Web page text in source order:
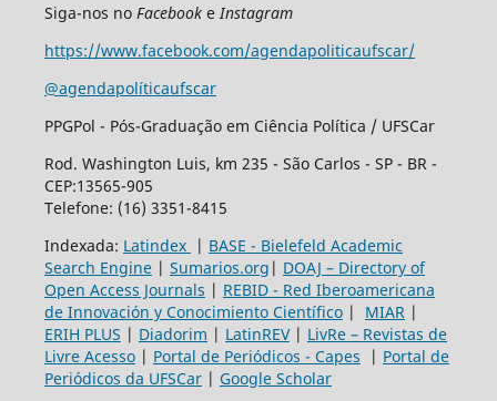
Siga-nos no Facebook e Instagram
https://www.facebook.com/agendapoliticaufscar/
@agendapolíticaufscar
PPGPol - Pós-Graduação em Ciência Política / UFSCar
Rod. Washington Luis, km 235 - São Carlos - SP - BR -
CEP:13565-905
Telefone: (16) 3351-8415
Indexada: Latindex | BASE - Bielefeld Academic
Search Engine| Sumarios.org | DOAJ – Directory of
Open Access Journals | REBID - Red Iberoamericana
de Innovación y Conocimiento Científico| MIAR |
ERIH PLUS | Diadorim | LatinREV| LivRe – Revistas de
Livre Acesso| Portal de Periódicos - Capes | Portal de
Periódicos da UFSCar| Google Scholar